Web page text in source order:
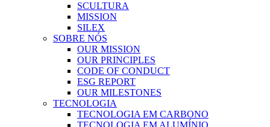
SCULTURA
MISSION
SILEX
SOBRE NÓS
OUR MISSION
OUR PRINCIPLES
CODE OF CONDUCT
ESG REPORT
OUR MILESTONES
TECNOLOGIA
TECNOLOGIA EM CARBONO
TECNOLOGIA EM ALUMÍNIO